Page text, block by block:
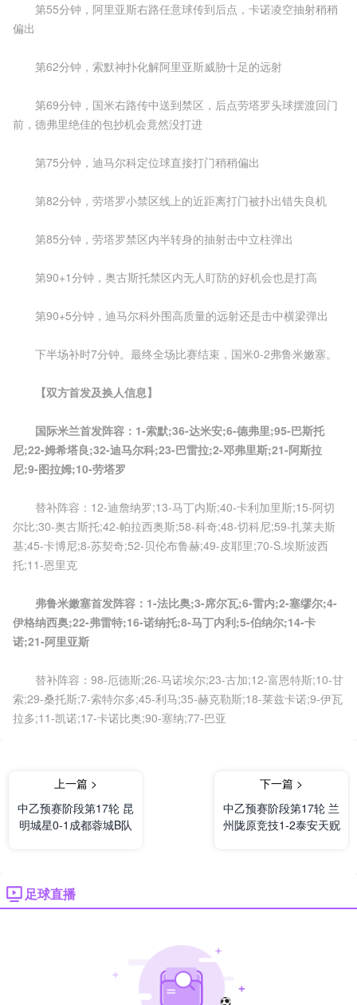
第55分钟，阿里亚斯右路任意球传到后点，卡诺凌空抽射稍稍
偏出
第62分钟，索默神扑化解阿里亚斯威胁十足的远射
第69分钟，国米右路传中送到禁区，后点劳塔罗头球摆渡回门
前，德弗里绝佳的包抄机会竟然没打进
第75分钟，迪马尔科定位球直接打门稍稍偏出
第82分钟，劳塔罗小禁区线上的近距离打门被扑出错失良机
第85分钟，劳塔罗禁区内半转身的抽射击中立柱弹出
第90+1分钟，奥古斯托禁区内无人盯防的好机会也是打高
第90+5分钟，迪马尔科外围高质量的远射还是击中横梁弹出
下半场补时7分钟。最终全场比赛结束，国米0-2弗鲁米嫩塞。
【双方首发及换人信息】
国际米兰首发阵容：1-索默;36-达米安;6-德弗里;95-巴斯托
尼;22-姆希塔良;32-迪马尔科;23-巴雷拉;2-邓弗里斯;21-阿斯拉
尼;9-图拉姆;10-劳塔罗
替补阵容：12-迪詹纳罗;13-马丁内斯;40-卡利加里斯;15-阿切
尔比;30-奥古斯托;42-帕拉西奥斯;58-科奇;48-切科尼;59-扎莱夫斯
基;45-卡博尼;8-苏契奇;52-贝伦布鲁赫;49-皮耶里;70-S.埃斯波西
托;11-恩里克
弗鲁米嫩塞首发阵容：1-法比奥;3-席尔瓦;6-雷内;2-塞缪尔;4-
伊格纳西奥;22-弗雷特;16-诺纳托;8-马丁内利;5-伯纳尔;14-卡
诺;21-阿里亚斯
替补阵容：98-厄德斯;26-马诺埃尔;23-古加;12-富恩特斯;10-甘
索;29-桑托斯;7-索特尔多;45-利马;35-赫克勒斯;18-莱兹卡诺;9-伊瓦
拉多;11-凯诺;17-卡诺比奥;90-塞纳;77-巴亚
上一篇 >
中乙预赛阶段第17轮 昆
明城星0-1成都蓉城B队
下一篇 >
中乙预赛阶段第17轮 兰
州陇原竞技1-2泰安天贶
足球直播